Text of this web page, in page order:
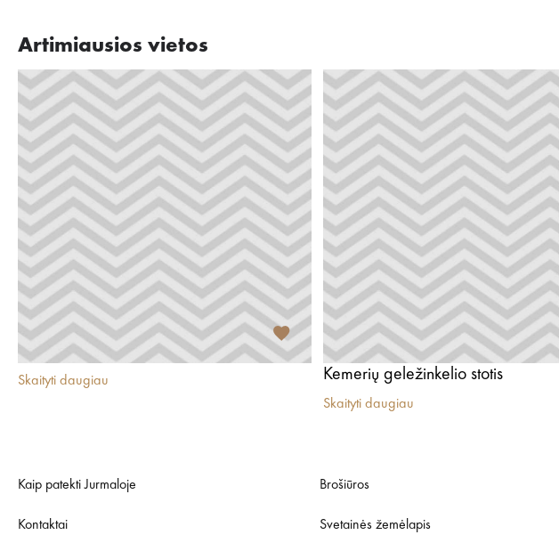
Artimiausios vietos
Skaityti daugiau Kemerių geležinkelio stotis
Skaityti daugiau
Kaip patekti Jurmaloje
Kontaktai
Brošiūros
Svetainės žemėlapis